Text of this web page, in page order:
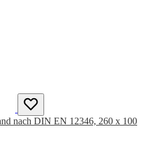
nach DIN EN 12346, 260 x 100